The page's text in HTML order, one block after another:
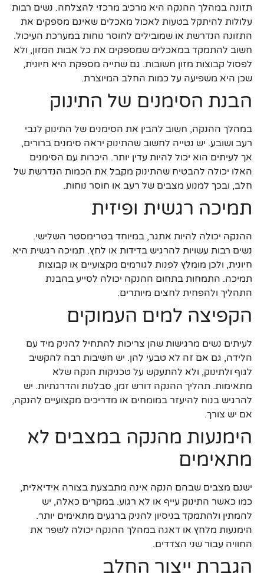
תזונה במהלך ההנקה היא מרכיב מרכזי להצלחה. נשים רבות
עלולות להיתקל בטעות לאכול מאכלים שאינם מספקים את
התזונה הנדרשת או שמובילים לחוסר נוחות במערכת העיכול.
חשוב להתמקד במאכלים שמספקים את כל אבות המזון, ולא
לפסול קבוצות מזון חשובות. גם שתייה מספקת היא חיונית,
שכן היא משפיעה על כמות החלב המיוצרת.
הבנת הסימנים של התינוק
במהלך ההנקה, חשוב להבין את הסימנים של התינוק לגבי
רעב ושובע. יש נטייה לחשוב שהתינוק יראה סימנים ברורים,
אך לעיתים הוא יכול להיות עדין יותר. היכרות עם הסימנים
האלו יכולה להבטיח שהתינוק מקבל את הכמות הנדרשת של
חלב, ובכך למנוע מצבים של רעב או חוסר נוחות.
תמיכה רגשית ופיזית
ההנקה יכולה להיות אתגר, במיוחד בטרימסטר השלישי.
נשים רבות עשויות להרגיש בדידות או לחץ. תמיכה רגשית היא
חיונית, ולכן מומלץ לפנות לגורמים מקצועיים או קבוצות
תמיכה. התמחות בתחום ההנקה יכולה לסייע בהבנת
התהליך ולהפחית לחצים מיותרים.
הקפיצה למים העמוקים
לעיתים נשים מרגישות שהן צריכות להתחיל להניק מיד עם
הלידה, גם אם זה לא טבעי להן. יש חשיבות רבה להקשיב
לגוף ולתינוק, ולא להתעקש על טכניקות הנקה שלא
מתאימות. תהליך ההנקה דורש זמן, סבלנות והדרגתיות. יש
להרגיש בנוח להיעזר במומחים או מדריכים מקצועיים להנקה,
אם יש צורך.
הימנעות מהנקה במצבים לא
מתאימים
ישנם מצבים שבהם הנקה אינה מתבצעת בצורה אידיאלית,
כמו כאשר התינוק עייף או לא רגוע. במקרים כאלה, יש
להמתין ולהתמקד בניסיון להניק ברגעים מתאימים יותר.
הימנעות מלחץ או דאגה במהלך ההנקה יכולה לשפר את
החוויה עבור שני הצדדים.
הגברת ייצור החלב